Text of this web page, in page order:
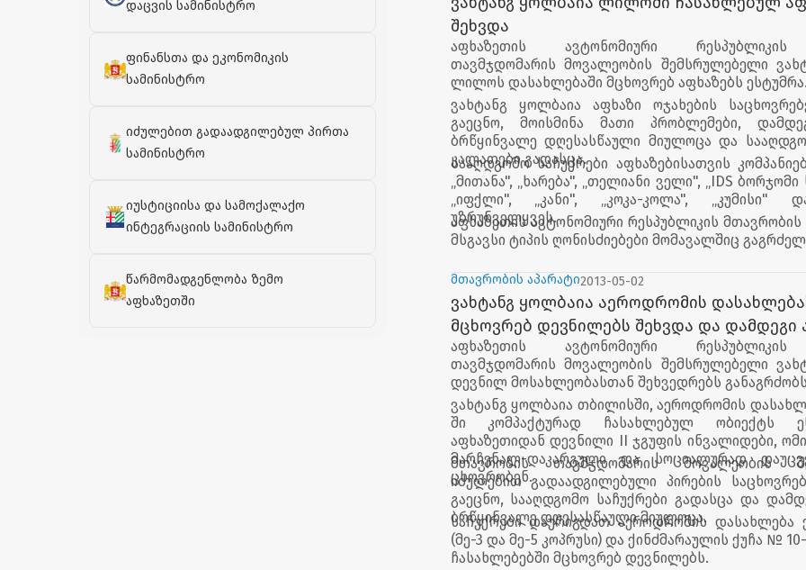
დაცვის სამინისტრო
ფინანსთა და ეკონომიკის
სამინისტრო
იძულებით გადაადგილებულ პირთა
სამინისტრო
იუსტიციისა და სამოქალაქო
ინტეგრაციის სამინისტრო
წარმომადგენლობა ზემო
აფხაზეთში
შეხვდა
აფხაზეთის ავტონომიური რესპუბლიკის
თავმჯდომარის მოვალეობის შემსრულებელი
ლილოს დასახლებაში მცხოვრებ აფხაზებს ესტუმრა.
ვახტანგ ყოლბაია აფხაზი ოჯახების
გაეცნო, მოისმინა მათი პრობლემები,
ბრწყინვალე დღესასწაული მიულოცა და
კალათები გადასცა.
სააღდგომო საჩუქრები აფხაზებისათვის
„მითანა", „ხარება", „თელიანი ველი", „IDS
„იფქლი", „კანი", „კოკა-კოლა", „კუმისი"
უზრუნველყვეს.
აფხაზეთის ავტონომიური რესპუბლიკის
მსგავსი ტიპის ღონისძიებები მომავალშიც
მთავრობის აპარატი2013-05-02
ვახტანგ ყოლბაია აეროდრომის
მცხოვრებ დევნილებს შეხვდა და დამდეგი
ბრწყინვალე დღესასწაული მიულოცა
აფხაზეთის ავტონომიური რესპუბლიკის
თავმჯდომარის მოვალეობის შემსრულებელი
დევნილ მოსახლეობასთან შეხვედრებს
ვახტანგ ყოლბაია თბილისში, აეროდრომის
ში კომპაქტურად ჩასახლებულ ობიექტს
აფხაზეთიდან დევნილი II ჯგუფის ინვალიდები,
მარჩენალ-დაკარგული და სოციალურად
ცხოვრობენ.
მთავრობის თავმჯდომარის მოვალეობის
იძულებით გადაადგილებული პირების
გაეცნო, სააღდგომო საჩუქრები გადასცა და
ბრწყინვალე დღესასწაული მიულოცა.
საჩუქრები დაურიგდათ აეროდრომის
(მე-3 და მე-5 კოპრუსი) და ქინძმარაულის ქუჩა № 10-
ჩასახლებებში მცხოვრებ დევნილებს.